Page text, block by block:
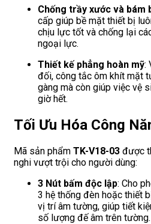
Chống trầy xước và bám
cấp giúp bề mặt thiết bị
chịu lực tốt và chống lại
ngoại lực.
Thiết kế phẳng hoàn mỹ:
đối, công tắc ôm khít mặt
gàng mà còn giúp việc vệ
giờ hết.
Tối Ưu Hóa Công
Mã sản phẩm TK-V18-03 được
nghi vượt trội cho người dùng:
3 Nút bấm độc lập: Cho
3 hệ thống đèn hoặc thiết
vị trí âm tường, giúp tiết
số lượng đế âm trên tường.